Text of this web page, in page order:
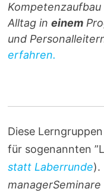
Alltag ineinem
und
erfahren.
Diese
für sogenannten
statt Laberrunde).
managerSeminare